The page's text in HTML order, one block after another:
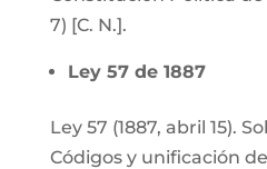
7) [C. N.].
Ley 57 de 1887
Ley 57 (1887, abril 15).
Códigos y unificación